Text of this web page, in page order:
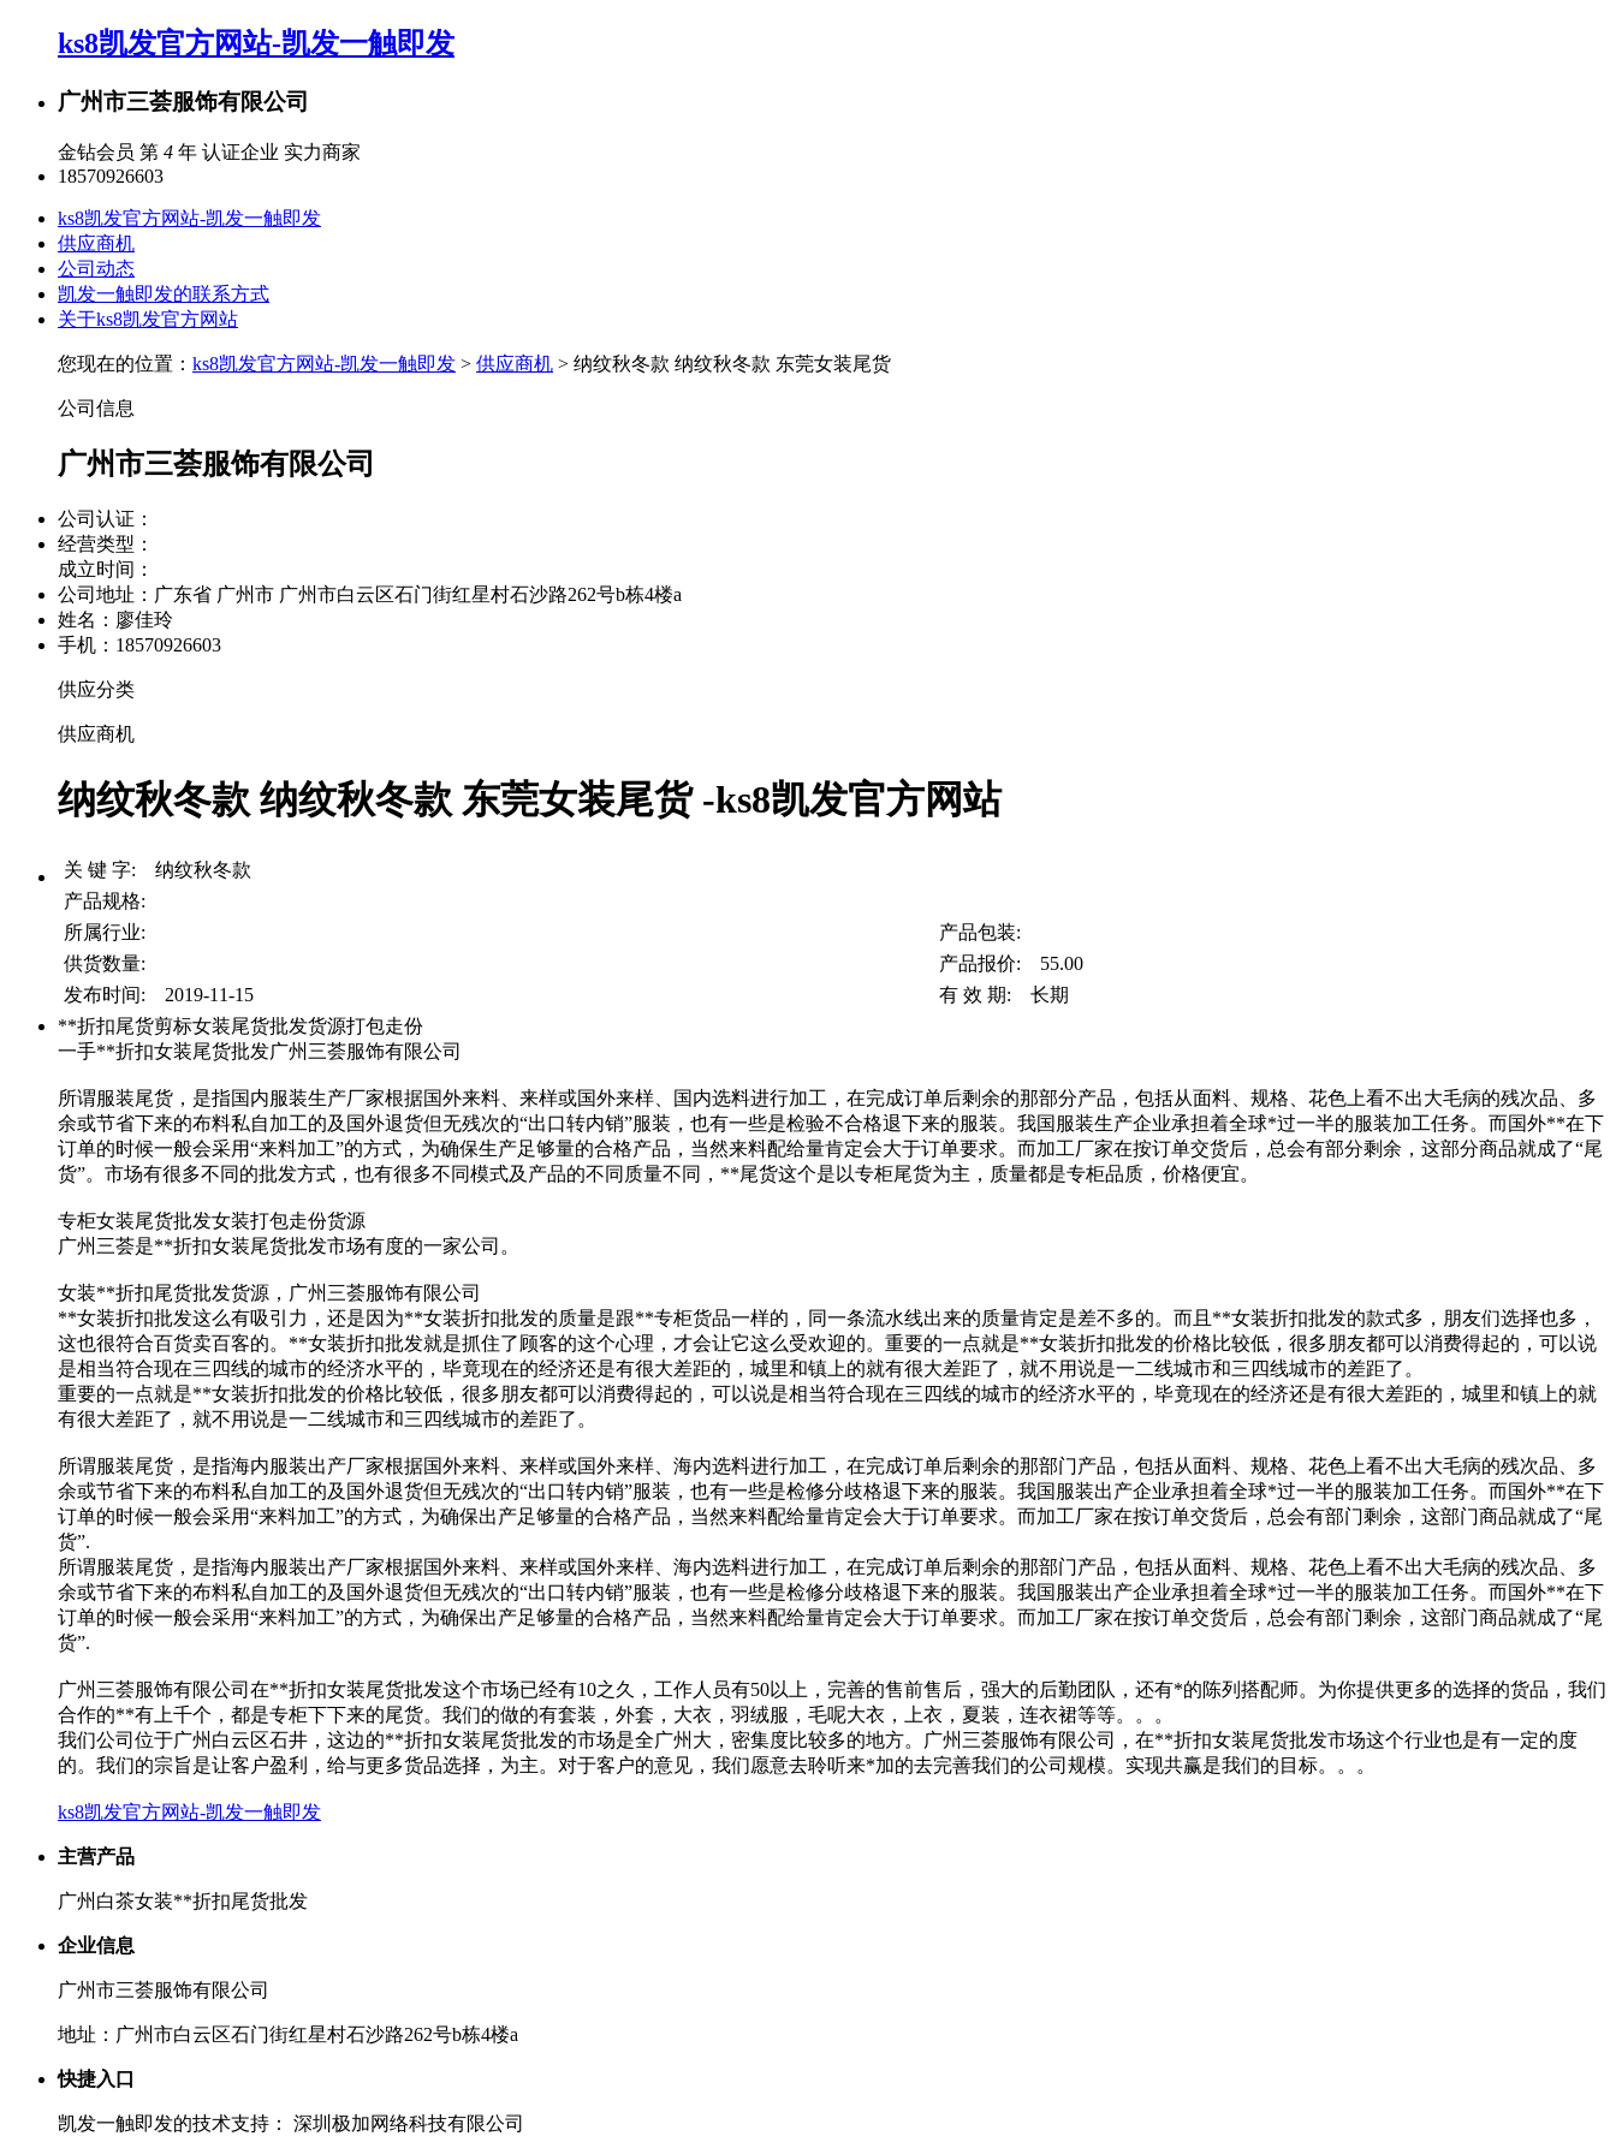
ks8凯发官方网站-凯发一触即发
广州市三荟服饰有限公司
金钻会员 第 4 年 认证企业 实力商家
18570926603
ks8凯发官方网站-凯发一触即发
供应商机
公司动态
凯发一触即发的联系方式
关于ks8凯发官方网站
您现在的位置： ks8凯发官方网站-凯发一触即发 > 供应商机 > 纳纹秋冬款 纳纹秋冬款 东莞女装尾货
公司信息
广州市三荟服饰有限公司
公司认证：
经营类型：
成立时间：
公司地址： 广东省 广州市 广州市白云区石门街红星村石沙路262号b栋4楼a
姓名：廖佳玲
手机：18570926603
供应分类
供应商机
纳纹秋冬款 纳纹秋冬款 东莞女装尾货 -ks8凯发官方网站
关 键 字: 纳纹秋冬款
产品规格:
所属行业:
产品包装:
供货数量:
产品报价: 55.00
发布时间: 2019-11-15
有 效 期: 长期
**折扣尾货剪标女装尾货批发货源打包走份
一手**折扣女装尾货批发广州三荟服饰有限公司
所谓服装尾货，是指国内服装生产厂家根据国外来料、来样或国外来样、国内选料进行加工，在完成订单后剩余的那部分产品，包括从面料、规格、花色上看不出大毛病的残次品、多
余或节省下来的布料私自加工的及国外退货但无残次的“出口转内销”服装，也有一些是检验不合格退下来的服装。我国服装生产企业承担着全球*过一半的服装加工任务。而国外**在下
订单的时候一般会采用“来料加工”的方式，为确保生产足够量的合格产品，当然来料配给量肯定会大于订单要求。而加工厂家在按订单交货后，总会有部分剩余，这部分商品就成了“尾
货”。市场有很多不同的批发方式，也有很多不同模式及产品的不同质量不同，**尾货这个是以专柜尾货为主，质量都是专柜品质，价格便宜。
专柜女装尾货批发女装打包走份货源
广州三荟是**折扣女装尾货批发市场有度的一家公司。
女装**折扣尾货批发货源，广州三荟服饰有限公司
**女装折扣批发这么有吸引力，还是因为**女装折扣批发的质量是跟**专柜货品一样的，同一条流水线出来的质量肯定是差不多的。而且**女装折扣批发的款式多，朋友们选择也多，
这也很符合百货卖百客的。**女装折扣批发就是抓住了顾客的这个心理，才会让它这么受欢迎的。重要的一点就是**女装折扣批发的价格比较低，很多朋友都可以消费得起的，可以说
是相当符合现在三四线的城市的经济水平的，毕竟现在的经济还是有很大差距的，城里和镇上的就有很大差距了，就不用说是一二线城市和三四线城市的差距了。
重要的一点就是**女装折扣批发的价格比较低，很多朋友都可以消费得起的，可以说是相当符合现在三四线的城市的经济水平的，毕竟现在的经济还是有很大差距的，城里和镇上的就
有很大差距了，就不用说是一二线城市和三四线城市的差距了。
所谓服装尾货，是指海内服装出产厂家根据国外来料、来样或国外来样、海内选料进行加工，在完成订单后剩余的那部门产品，包括从面料、规格、花色上看不出大毛病的残次品、多
余或节省下来的布料私自加工的及国外退货但无残次的“出口转内销”服装，也有一些是检修分歧格退下来的服装。我国服装出产企业承担着全球*过一半的服装加工任务。而国外**在下
订单的时候一般会采用“来料加工”的方式，为确保出产足够量的合格产品，当然来料配给量肯定会大于订单要求。而加工厂家在按订单交货后，总会有部门剩余，这部门商品就成了“尾
货”.
所谓服装尾货，是指海内服装出产厂家根据国外来料、来样或国外来样、海内选料进行加工，在完成订单后剩余的那部门产品，包括从面料、规格、花色上看不出大毛病的残次品、多
余或节省下来的布料私自加工的及国外退货但无残次的“出口转内销”服装，也有一些是检修分歧格退下来的服装。我国服装出产企业承担着全球*过一半的服装加工任务。而国外**在下
订单的时候一般会采用“来料加工”的方式，为确保出产足够量的合格产品，当然来料配给量肯定会大于订单要求。而加工厂家在按订单交货后，总会有部门剩余，这部门商品就成了“尾
货”.
广州三荟服饰有限公司在**折扣女装尾货批发这个市场已经有10之久，工作人员有50以上，完善的售前售后，强大的后勤团队，还有*的陈列搭配师。为你提供更多的选择的货品，我们
合作的**有上千个，都是专柜下下来的尾货。我们的做的有套装，外套，大衣，羽绒服，毛呢大衣，上衣，夏装，连衣裙等等。。。
我们公司位于广州白云区石井，这边的**折扣女装尾货批发的市场是全广州大，密集度比较多的地方。广州三荟服饰有限公司，在**折扣女装尾货批发市场这个行业也是有一定的度
的。我们的宗旨是让客户盈利，给与更多货品选择，为主。对于客户的意见，我们愿意去聆听来*加的去完善我们的公司规模。实现共赢是我们的目标。。。
ks8凯发官方网站-凯发一触即发
主营产品
广州白茶女装**折扣尾货批发
企业信息
广州市三荟服饰有限公司
地址：广州市白云区石门街红星村石沙路262号b栋4楼a
快捷入口
凯发一触即发的技术支持： 深圳极加网络科技有限公司